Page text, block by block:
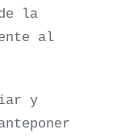
la
al
y